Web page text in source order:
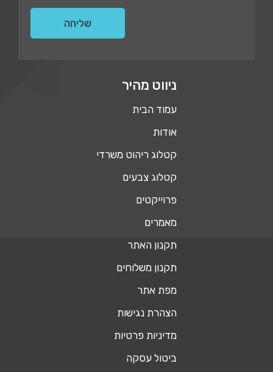
ניווט מהיר
עמוד הבית
אודות
קטלוג ריהוט משרדי
קטלוג צבעים
פרוייקטים
מאמרים
תקנון האתר
תקנון משלוחים
מפת אתר
הצהרת נגישות
מדיניות פרטיות
ביטול עסקה